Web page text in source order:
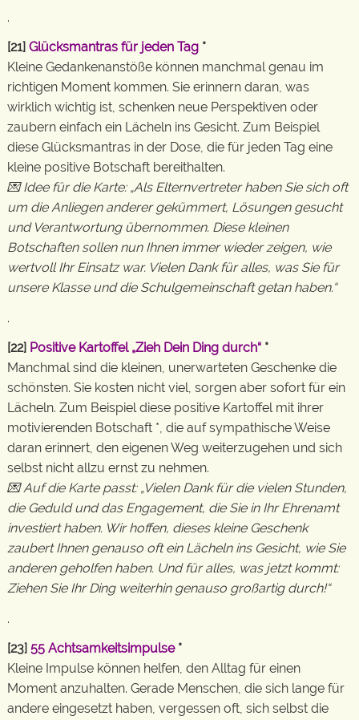
.
[21] Glücksmantras für jeden Tag *
Kleine Gedankenanstöße können manchmal genau im
richtigen Moment kommen. Sie erinnern daran, was
wirklich wichtig ist, schenken neue Perspektiven oder
zaubern einfach ein Lächeln ins Gesicht. Zum Beispiel
diese Glücksmantras in der Dose, die für jeden Tag eine
kleine positive Botschaft bereithalten.
💌 Idee für die Karte: „Als Elternvertreter haben Sie sich oft
um die Anliegen anderer gekümmert, Lösungen gesucht
und Verantwortung übernommen. Diese kleinen
Botschaften sollen nun Ihnen immer wieder zeigen, wie
wertvoll Ihr Einsatz war. Vielen Dank für alles, was Sie für
unsere Klasse und die Schulgemeinschaft getan haben.“
.
[22] Positive Kartoffel „Zieh Dein Ding durch“ *
Manchmal sind die kleinen, unerwarteten Geschenke die
schönsten. Sie kosten nicht viel, sorgen aber sofort für ein
Lächeln. Zum Beispiel diese positive Kartoffel mit ihrer
motivierenden Botschaft *, die auf sympathische Weise
daran erinnert, den eigenen Weg weiterzugehen und sich
selbst nicht allzu ernst zu nehmen.
💌 Auf die Karte passt: „Vielen Dank für die vielen Stunden,
die Geduld und das Engagement, die Sie in Ihr Ehrenamt
investiert haben. Wir hoffen, dieses kleine Geschenk
zaubert Ihnen genauso oft ein Lächeln ins Gesicht, wie Sie
anderen geholfen haben. Und für alles, was jetzt kommt:
Ziehen Sie Ihr Ding weiterhin genauso großartig durch!“
.
[23] 55 Achtsamkeitsimpulse*
Kleine Impulse können helfen, den Alltag für einen
Moment anzuhalten. Gerade Menschen, die sich lange für
andere eingesetzt haben, vergessen oft, sich selbst die